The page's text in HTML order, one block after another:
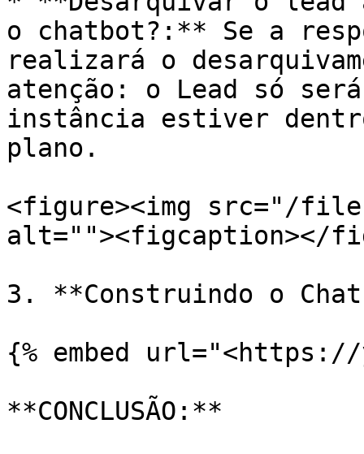
o chatbot?:** Se a
realizará o
atenção: o Lead só
instância estiver
plano.
<figure><img src="/files/
alt=""><figcaption></
3. **Construindo o
{% embed url="<https://
**CONCLUSÃO:**